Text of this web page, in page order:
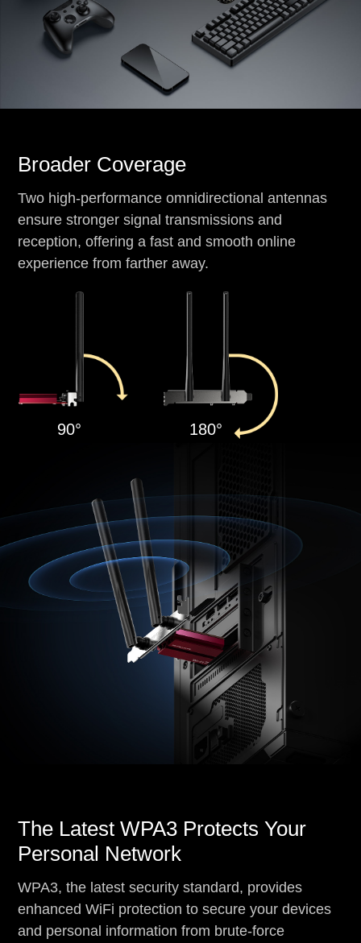
Broader Coverage
Two high-performance omnidirectional antennas
ensure stronger signal transmissions and
reception, offering a fast and smooth online
experience from farther away.
90° 180°
The Latest WPA3 Protects Your
Personal Network
WPA3, the latest security standard, provides
enhanced WiFi protection to secure your devices
and personal information from brute-force